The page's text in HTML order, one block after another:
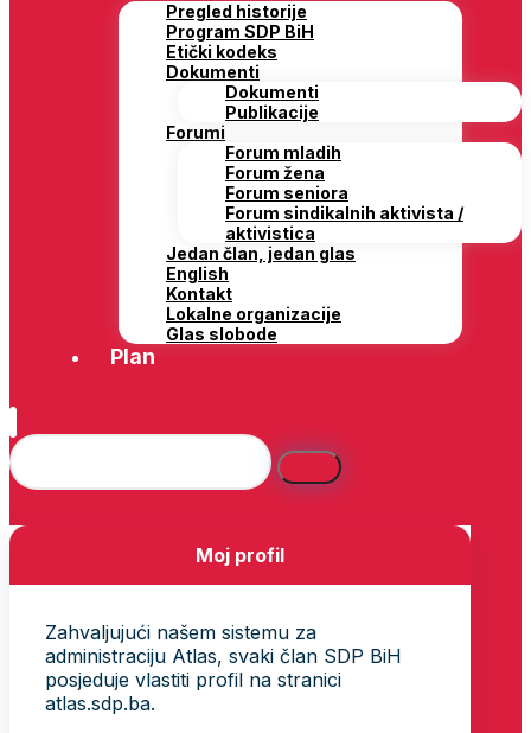
Pregled historije
Program SDP BiH
Etički kodeks
Dokumenti
Dokumenti
Publikacije
Forumi
Forum mladih
Forum žena
Forum seniora
Forum sindikalnih aktivista /
aktivistica
Jedan član, jedan glas
English
Kontakt
Lokalne organizacije
Glas slobode
Plan
Moj profil
Zahvaljujući našem sistemu za
administraciju Atlas, svaki član SDP BiH
posjeduje vlastiti profil na stranici
atlas.sdp.ba.